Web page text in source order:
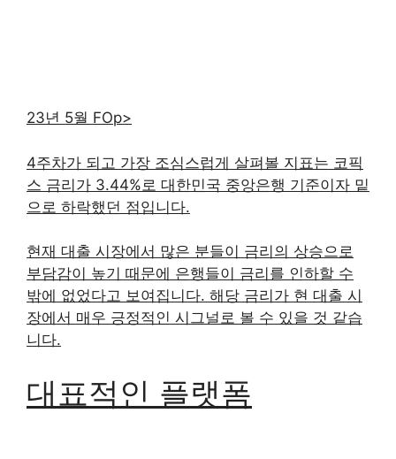
23년 5월 FOp>
4주차가 되고 가장 조심스럽게 살펴볼 지표는 코픽
스 금리가 3.44%로 대한민국 중앙은행 기준이자 밑
으로 하락했던 점입니다.
현재 대출 시장에서 많은 분들이 금리의 상승으로
부담감이 높기 때문에 은행들이 금리를 인하할 수
밖에 없었다고 보여집니다. 해당 금리가 현 대출 시
장에서 매우 긍정적인 시그널로 볼 수 있을 것 같습
니다.
대표적인 플랫폼